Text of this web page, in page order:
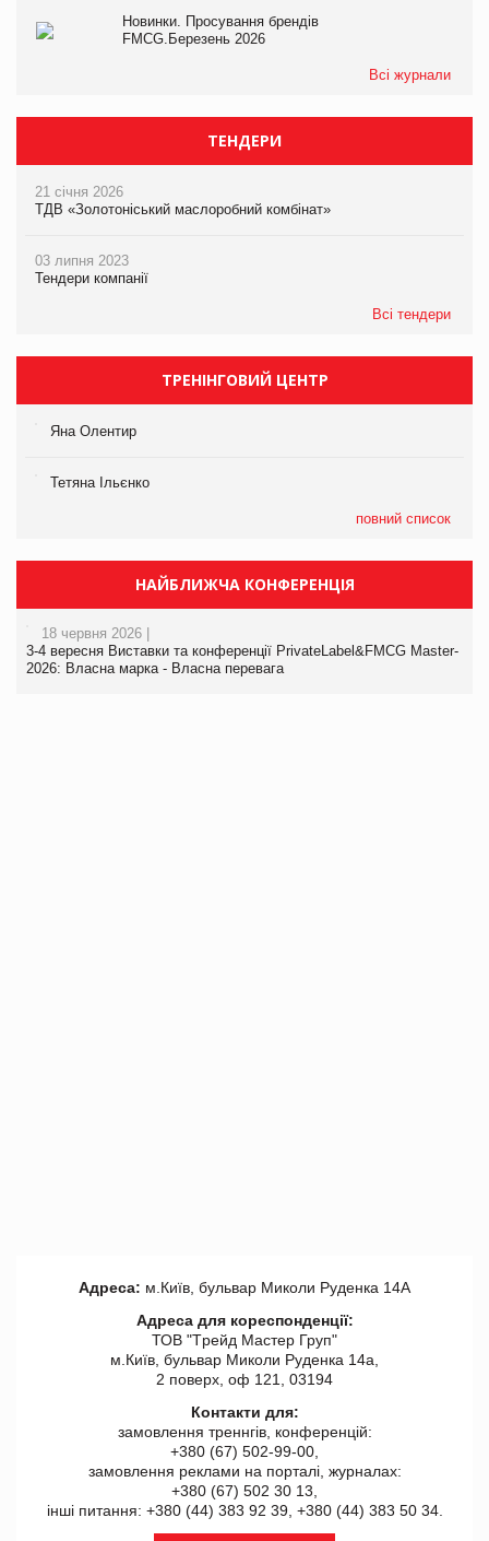
Новинки. Просування брендів
FMCG.Березень 2026
Всі журнали
ТЕНДЕРИ
21 січня 2026
ТДВ «Золотоніський маслоробний комбінат»
03 липня 2023
Тендери компанії
Всі тендери
ТРЕНІНГОВИЙ ЦЕНТР
Яна Олентир
Тетяна Ільєнко
повний список
НАЙБЛИЖЧА КОНФЕРЕНЦІЯ
18 червня 2026 |
3-4 вересня Виставки та конференції PrivateLabel&FMCG Master-
2026: Власна марка - Власна перевага
Адреса: м.Київ, бульвар Миколи Руденка 14А
Адреса для кореспонденції:
ТОВ "Tрейд Мастер Груп"
м.Київ, бульвар Миколи Руденка 14а,
2 поверх, оф 121, 03194
Контакти для:
замовлення треннгів, конференцій:
+380 (67) 502-99-00,
замовлення реклами на порталі, журналах:
+380 (67) 502 30 13,
інші питання: +380 (44) 383 92 39, +380 (44) 383 50 34.